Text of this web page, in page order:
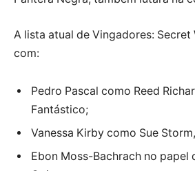
A lista atual de Vingadores: Secret
com:
Pedro Pascal como Reed
Fantástico;
Vanessa Kirby como Sue
Ebon Moss-Bachrach no papel